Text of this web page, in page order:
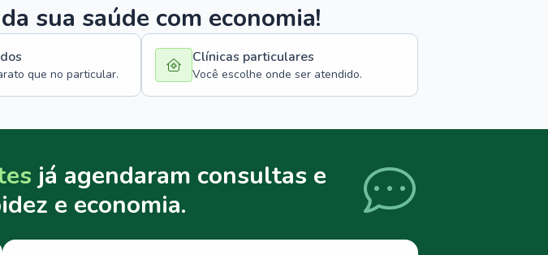
sua saúde com economia!
que no particular.
Clínicas particulares
Você escolhe onde ser atendido.
já agendaram consultas e
e economia.